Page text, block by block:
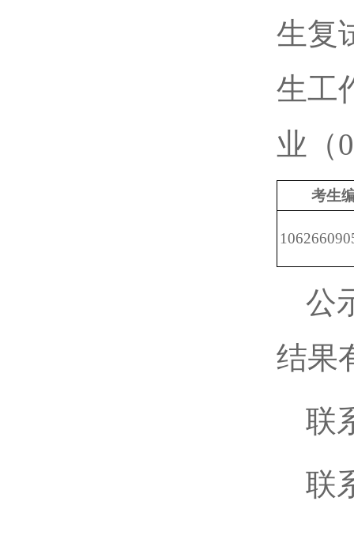
生复
生工
业（
考生编
公
结果
联
联